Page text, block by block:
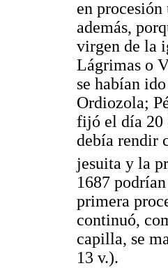
en
además,
virgen de la
Lágrimas o
se habían
Ordiozola;
fijó el día 20
debía rendir
jesuita y la
1687
primera
continuó,
capilla, se
13 v.).